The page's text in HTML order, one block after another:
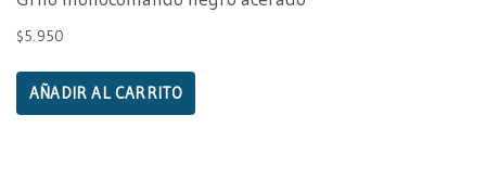
$5.950
AÑADIR AL CARRITO